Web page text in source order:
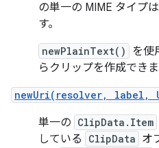
の単一の MIME タイプは
す。
newPlainText()
を使
らクリップを作成できま
newUri(resolver, label,
単一の ClipData.Item
している
ClipData オ